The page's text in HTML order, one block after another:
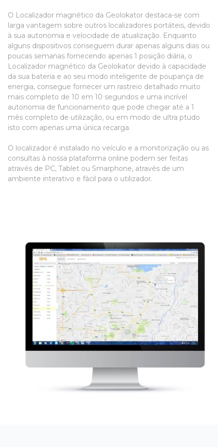
O Localizador magnético da Geolokator destaca-se com
larga vantagem sobre outros localizadores portáteis, devido
à sua autonomia e velocidade de atualização. Enquanto
alguns dispositivos conseguem durar apenas alguns dias ou
poucas semanas fornecendo apenas 1 posição diária, o
Localizador magnético da Geolokator devido à capacidade
da sua bateria e ao seu modo inteligente de poupança de
energia, consegue fornecer um rastreio detalhado muito
mais completo de 10 em 10 segundos e uma incrível
autonomia de funcionamento que pode chegar até a 1
mês completo de utilização, ou em modo de ultra ptudo
isto com apenas uma única recarga.
O localizador é instalado no veículo e a monitorização ou as
consultas à nossa plataforma online podem ser feitas
através de PC, Tablet ou Smarphone, através de um
ambiente interativo e fácil para o utilizador.